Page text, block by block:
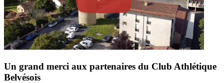
Un grand merci aux partenaires du Club Athlétique
Belvésois